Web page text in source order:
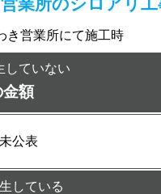
き営業所にて施工時
していない
額
公表
している